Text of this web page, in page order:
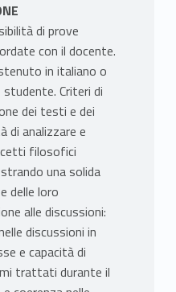
di prove
con il docente.
in italiano o
Criteri di
dei testi e dei
di analizzare e
filosofici
una solida
delle loro
alle discussioni:
discussioni in
e capacità di
trattati durante il